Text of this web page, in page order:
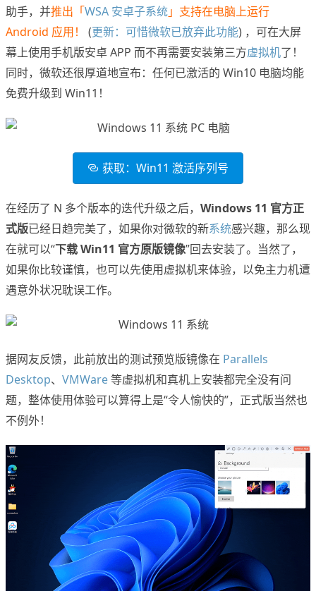
助手，并推出「WSA 安卓子系统」支持在电脑上运行
Android 应用！ (更新：可惜微软已放弃此功能) ，可在大屏
幕上使用手机版安卓 APP 而不再需要安装第三方虚拟机了！
同时，微软还很厚道地宣布：任何已激活的 Win10 电脑均能
免费升级到 Win11！
获取：Win11 激活序列号
在经历了 N 多个版本的迭代升级之后， Windows 11 官方正
式版已经日趋完美了，如果你对微软的新系统感兴趣，那么现
在就可以“下载 Win11 官方原版镜像”回去安装了。当然了，
如果你比较谨慎，也可以先使用虚拟机来体验，以免主力机遭
遇意外状况耽误工作。
据网友反馈，此前放出的测试预览版镜像在 Parallels
Desktop、 VMWare等虚拟机和真机上安装都完全没有问
题，整体使用体验可以算得上是“令人愉快的”，正式版当然也
不例外！